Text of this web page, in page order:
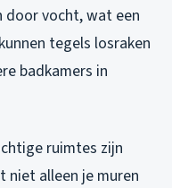
door vocht, wat een
tegels losraken
badkamers in
ruimtes zijn
niet alleen je muren